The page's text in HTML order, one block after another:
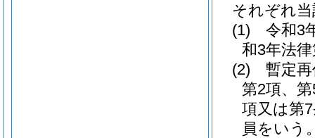
それぞれ
(1)
令和3
和3年法
(2)
暫定
第2項、
項又は第
員をいう